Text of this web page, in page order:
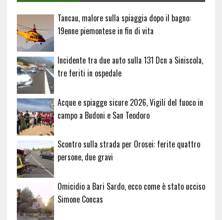
Tancau, malore sulla spiaggia dopo il bagno:
19enne piemontese in fin di vita
Incidente tra due auto sulla 131 Dcn a Siniscola,
tre feriti in ospedale
Acque e spiagge sicure 2026, Vigili del fuoco in
campo a Budoni e San Teodoro
Scontro sulla strada per Orosei: ferite quattro
persone, due gravi
Omicidio a Bari Sardo, ecco come è stato ucciso
Simone Concas